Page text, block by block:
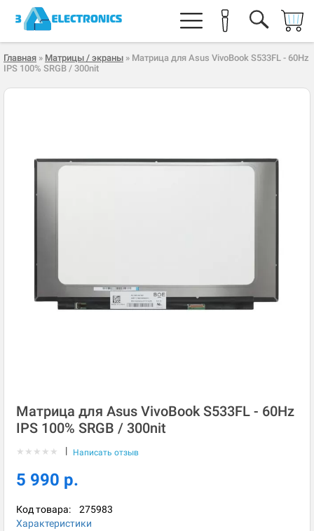
Главная » Матрицы / экраны » Матрица для Asus VivoBook S533FL - 60Hz
IPS 100% SRGB / 300nit
Матрица для Asus VivoBook S533FL - 60Hz
IPS 100% SRGB / 300nit
★ ★ ★ ★ ★ | Написать отзыв
5 990 р.
Код товара: 275983
Характеристики